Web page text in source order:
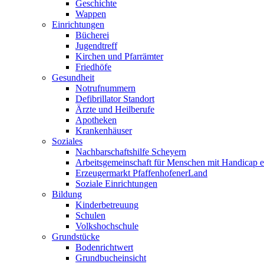
Geschichte
Wappen
Einrichtungen
Bücherei
Jugendtreff
Kirchen und Pfarrämter
Friedhöfe
Gesundheit
Notrufnummern
Defibrillator Standort
Ärzte und Heilberufe
Apotheken
Krankenhäuser
Soziales
Nachbarschaftshilfe Scheyern
Arbeitsgemeinschaft für Menschen mit Handicap
Erzeugermarkt PfaffenhofenerLand
Soziale Einrichtungen
Bildung
Kinderbetreuung
Schulen
Volkshochschule
Grundstücke
Bodenrichtwert
Grundbucheinsicht